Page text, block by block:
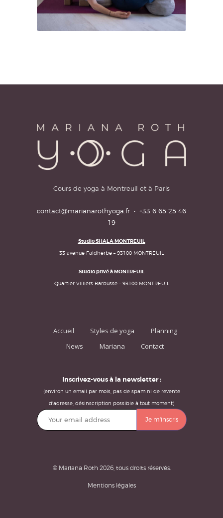
Cours de yoga à Montreuil et à Paris
contact@marianarothyoga.fr · +33 6 65 25 46
19
Studio SHALA MONTREUIL
33 avenue Faidherbe – 93100 MONTREUIL
Studio privé à MONTREUIL
Quartier Villiers Barbusse – 93100 MONTREUIL
Accueil Styles de yoga
Planning
News
Mariana Contact
Inscrivez-vous à la newsletter :
(environ un email par mois, pas de spam ni de revente
d'adresse, désinscription possible à tout moment)
© Mariana Roth 2026, tous droits réservés.
Mentions légales